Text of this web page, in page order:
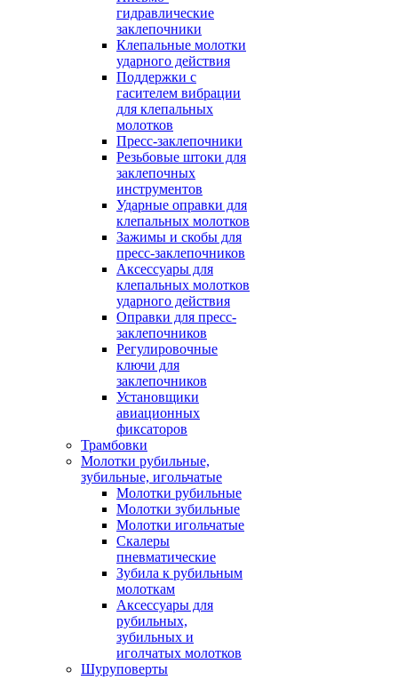
гидравлические
заклепочники
Клепальные молотки
ударного действия
Поддержки с
гасителем вибрации
для клепальных
молотков
Пресс-заклепочники
Резьбовые штоки для
заклепочных
инструментов
Ударные оправки для
клепальных молотков
Зажимы и скобы для
пресс-заклепочников
Аксессуары для
клепальных молотков
ударного действия
Оправки для пресс-
заклепочников
Регулировочные
ключи для
заклепочников
Установщики
авиационных
фиксаторов
Трамбовки
Молотки рубильные,
зубильные, игольчатые
Молотки рубильные
Молотки зубильные
Молотки игольчатые
Скалеры
пневматические
Зубила к рубильным
молоткам
Аксессуары для
рубильных,
зубильных и
иголчатых молотков
Шуруповерты